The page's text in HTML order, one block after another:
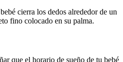
cierra los dedos alrededor de un
fino colocado en su palma.
que el horario de sueño de tu bebé